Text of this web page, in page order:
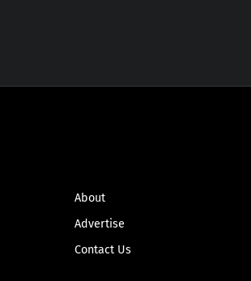
About
Advertise
Contact Us